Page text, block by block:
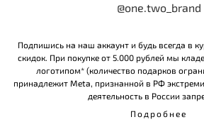
@one.two_brand
Подпишись на наш аккаунт и будь всегда в
скидок. При покупке от 5.000 рублей мы
логотипом* (количество подарков
принадлежит Meta, признанной в РФ
деятельность в России
Подробнее